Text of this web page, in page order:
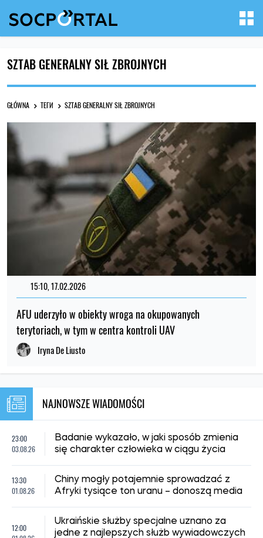
SZTAB GENERALNY SIŁ ZBROJNYCH
GŁÓWNA ТЕГИ SZTAB GENERALNY SIŁ ZBROJNYCH
15:10, 17.02.2026
AFU uderzyło w obiekty wroga na okupowanych
terytoriach, w tym w centra kontroli UAV
Iryna De Liusto
NAJNOWSZE WIADOMOŚCI
23:00
03.08.26
Badanie wykazało, w jaki sposób zmienia
się charakter człowieka w ciągu życia
13:30
01.08.26
Chiny mogły potajemnie sprowadzać z
Afryki tysiące ton uranu – donoszą media
12:00
Ukraińskie służby specjalne uznano za
jedne z najlepszych służb wywiadowczych